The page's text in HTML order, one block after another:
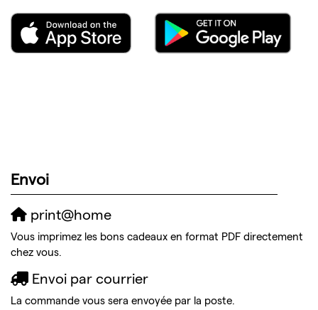
Envoi
print@home
Vous imprimez les bons cadeaux en format PDF directement
chez vous.
Envoi par courrier
La commande vous sera envoyée par la poste.